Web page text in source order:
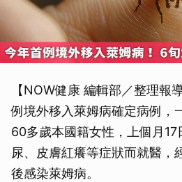
【NOW健康 編輯部／整理報
例境外移入萊姆病確定病例，
60多歲本國籍女性，上個月17
尿、皮膚紅癢等症狀而就醫，
後感染萊姆病。